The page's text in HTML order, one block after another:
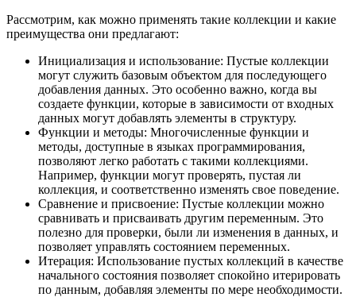
Рассмотрим, как можно применять такие коллекции и какие
преимущества они предлагают:
Инициализация и использование: Пустые коллекции
могут служить базовым объектом для последующего
добавления данных. Это особенно важно, когда вы
создаете функции, которые в зависимости от входных
данных могут добавлять элементы в структуру.
Функции и методы: Многочисленные функции и
методы, доступные в языках программирования,
позволяют легко работать с такими коллекциями.
Например, функции могут проверять, пустая ли
коллекция, и соответственно изменять свое поведение.
Сравнение и присвоение: Пустые коллекции можно
сравнивать и присваивать другим переменным. Это
полезно для проверки, были ли изменения в данных, и
позволяет управлять состоянием переменных.
Итерация: Использование пустых коллекций в качестве
начального состояния позволяет спокойно итерировать
по данным, добавляя элементы по мере необходимости.